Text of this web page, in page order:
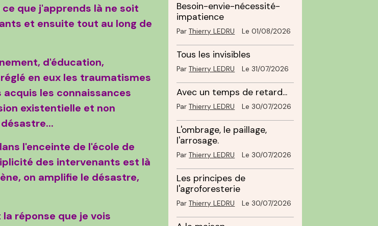
que j'apprends là ne soit
et ensuite tout au long de
d'éducation,
en eux les traumatismes
acquis les connaissances
existentielle et non
l'enceinte de l'école de
des intervenants est là
on amplifie le désastre,
réponse que je vois
Besoin-envie-nécessité-
impatience
ParThierry LEDRU Le 01/08/2026
Tous les invisibles
ParThierry LEDRU Le 31/07/2026
Avec un temps de retard...
ParThierry LEDRU Le 30/07/2026
L'ombrage, le paillage,
l'arrosage.
ParThierry LEDRU Le 30/07/2026
Les principes de
l'agroforesterie
ParThierry LEDRU Le 30/07/2026